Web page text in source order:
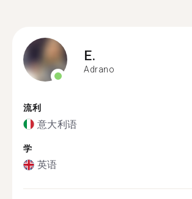
E.
Adrano
流利
意大利语
学
英语